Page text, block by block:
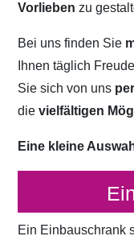
Vorliebenzu
Bei uns finden Sie
Ihnen täglich
Sie sich von uns
dievielfältigen
Eine kleine
Ein Einbauschrank